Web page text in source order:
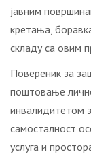
јавним
кретања,
складу са овим
Повереник за
поштовање
инвалидитетом
самосталност
услуга и